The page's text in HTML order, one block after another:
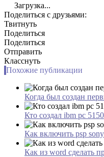
Загрузка...
Поделиться с друзьями:
Твитнуть
Поделиться
Поделиться
Отправить
Класснуть
Похожие публикации
Когда был создан
Кто создал ibm pc 5150
Как включить psp sony
Как из word сделать